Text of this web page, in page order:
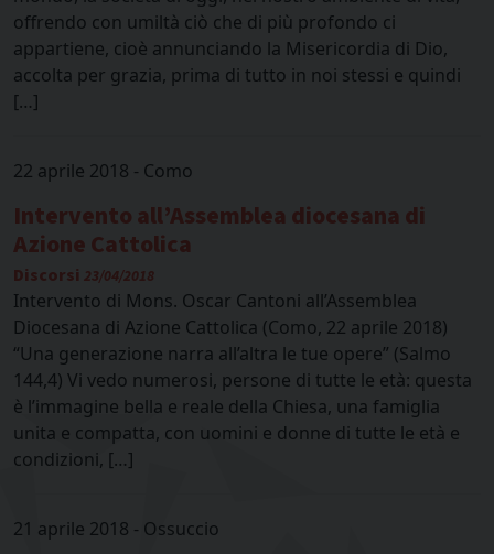
offrendo con umiltà ciò che di più profondo ci
appartiene, cioè annunciando la Misericordia di Dio,
accolta per grazia, prima di tutto in noi stessi e quindi
[…]
22 aprile 2018 - Como
Intervento all’Assemblea diocesana di
Azione Cattolica
Discorsi 23/04/2018
Intervento di Mons. Oscar Cantoni all’Assemblea
Diocesana di Azione Cattolica (Como, 22 aprile 2018)
“Una generazione narra all’altra le tue opere” (Salmo
144,4) Vi vedo numerosi, persone di tutte le età: questa
è l’immagine bella e reale della Chiesa, una famiglia
unita e compatta, con uomini e donne di tutte le età e
condizioni, […]
21 aprile 2018 - Ossuccio